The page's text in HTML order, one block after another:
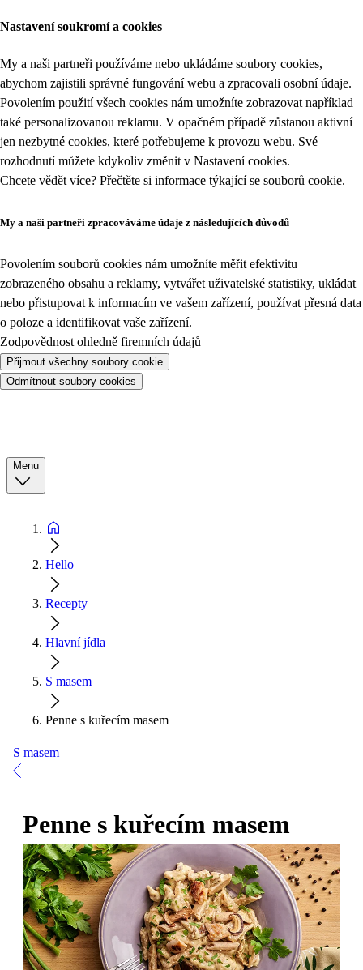
Nastavení soukromí a cookies
My a naši partneři používáme nebo ukládáme soubory cookies,
abychom zajistili správné fungování webu a zpracovali osobní údaje.
Povolením použití všech cookies nám umožníte zobrazovat například
také personalizovanou reklamu. V opačném případě zůstanou aktivní
jen nezbytné cookies, které potřebujeme k provozu webu. Své
rozhodnutí můžete kdykoliv změnit v Nastavení cookies.
Chcete vědět více? Přečtěte si informace týkající se souborů cookie.
My a naši partneři zpracováváme údaje z následujících důvodů
Povolením souborů cookies nám umožníte měřit efektivitu
zobrazeného obsahu a reklamy, vytvářet uživatelské statistiky, ukládat
nebo přistupovat k informacím ve vašem zařízení, používat přesná data
o poloze a identifikovat vaše zařízení.
Zodpovědnost ohledně firemních údajů
Přijmout všechny soubory cookie
Odmítnout soubory cookies
Menu
Hello
Recepty
Hlavní jídla
S masem
Penne s kuřecím masem
S masem
Penne s kuřecím masem